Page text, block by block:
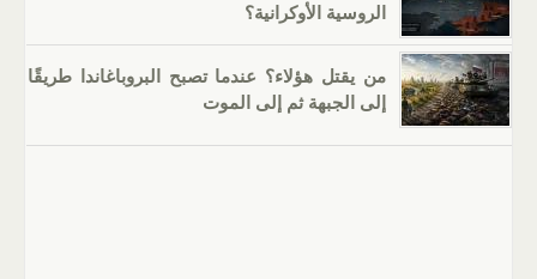
الروسية الأوكرانية؟
من يقتل هؤلاء؟ عندما تصبح البروباغاندا طريقًا
إلى الجبهة ثم إلى الموت